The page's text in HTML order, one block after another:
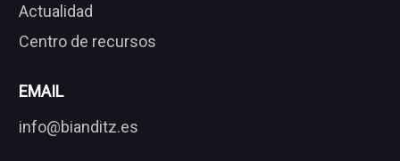
Actualidad
Centro de recursos
EMAIL
info@bianditz.es